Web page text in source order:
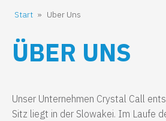
Start » Uber Uns
ÜBER UNS
Unser Unternehmen Crystal Call
Sitz liegt in der Slowakei. Im Laufe